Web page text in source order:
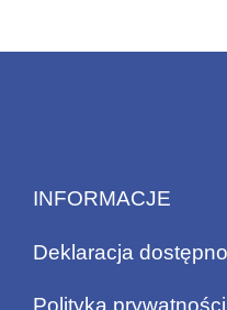
INFORMACJE
Deklaracja
Polityka prywatności